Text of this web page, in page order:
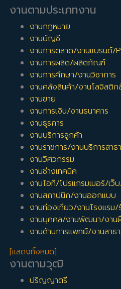
งานตามประเภทงาน
งานกฎหมาย
งานบัญชี
งานการตลาด/งานแบรนด์/
งานการผลิต/ผลิตภัณฑ์
งานการศึกษา/งานวิชาการ
งานคลังสินค้า/งานโลจิสติก
งานขาย
งานการเงิน/งานธนาคาร
งานธุรการ
งานบริการลูกค้า
งานราชการ/งานบริการสา
งานวิศวกรรม
งานช่างเทคนิค
งานไอที/โปรแกรมเมอร์/เว็
งานสถาปนิก/งานออกแบบ
งานท่องเที่ยว/งานโรงแรม/
งานบุคคล/งานพัฒนา/งาน
งานด้านการแพทย์/งานสาธ
[แสดงทั้งหมด]
งานตามวุฒิ
ปริญญาตรี